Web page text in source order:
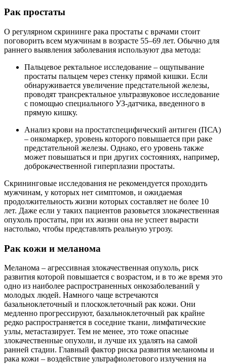
Рак простаты
О регулярном скрининге рака простаты с врачами стоит
поговорить всем мужчинам в возрасте 55–69 лет. Обычно для
раннего выявления заболевания используют два метода:
Пальцевое ректальное исследование – ощупывание
простаты пальцем через стенку прямой кишки. Если
обнаруживается увеличение предстательной железы,
проводят трансректальное ультразвуковое исследование
с помощью специального УЗ-датчика, введенного в
прямую кишку.
Анализ крови на простатспецифический антиген (ПСА)
– онкомаркер, уровень которого повышается при раке
предстательной железы. Однако, его уровень также
может повышаться и при других состояниях, например,
доброкачественной гиперплазии простаты.
Скрининговые исследования не рекомендуется проходить
мужчинам, у которых нет симптомов, и ожидаемая
продолжительность жизни которых составляет не более 10
лет. Даже если у таких пациентов разовьется злокачественная
опухоль простаты, при их жизни она не успеет вырасти
настолько, чтобы представлять реальную угрозу.
Рак кожи и меланома
Меланома – агрессивная злокачественная опухоль, риск
развития которой повышается с возрастом, и в то же время это
одно из наиболее распространенных онкозаболеваний у
молодых людей. Намного чаще встречаются
базальноклеточный и плоскоклеточный рак кожи. Они
медленно прогрессируют, базальноклеточный рак крайне
редко распространяется в соседние ткани, лимфатические
узлы, метастазирует. Тем не менее, это тоже опасные
злокачественные опухоли, и лучше их удалять на самой
ранней стадии. Главный фактор риска развития меланомы и
рака кожи – воздействие ультрафиолетового излучения на